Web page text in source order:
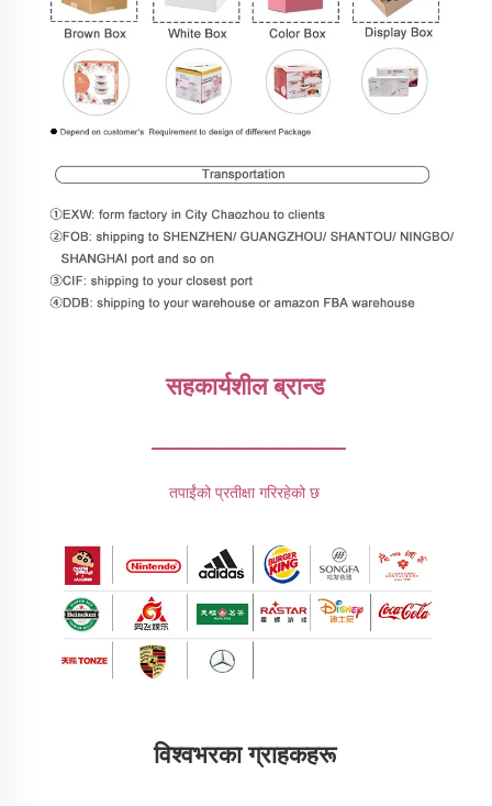
सहकार्यशील ब्रान्ड
________________
तपाईंको प्रतीक्षा गरिरहेको छ
विश्वभरका ग्राहकहरू